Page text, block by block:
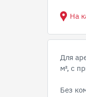
На
Для
м², с
Без